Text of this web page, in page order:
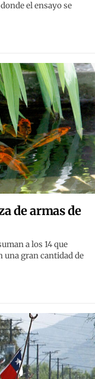
el ensayo se
de armas de
a los 14 que
una gran cantidad de